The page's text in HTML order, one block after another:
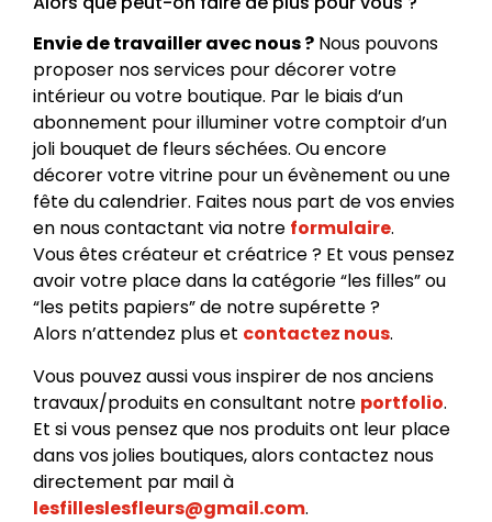
Envie de travailler avec nous ? Nous pouvons
proposer nos services pour décorer votre
intérieur ou votre boutique. Par le biais d’un
abonnement pour illuminer votre comptoir d’un
joli bouquet de fleurs séchées. Ou encore
décorer votre vitrine pour un évènement ou une
fête du calendrier. Faites nous part de vos envies
en nous contactant via notre formulaire.
Vous êtes créateur et créatrice ? Et vous pensez
avoir votre place dans la catégorie “les filles” ou
“les petits papiers” de notre supérette ?
Alors n’attendez plus et contactez nous.
Vous pouvez aussi vous inspirer de nos anciens
travaux/produits en consultant notre portfolio.
Et si vous pensez que nos produits ont leur place
dans vos jolies boutiques, alors contactez nous
directement par mail à
lesfilleslesfleurs@gmail.com.